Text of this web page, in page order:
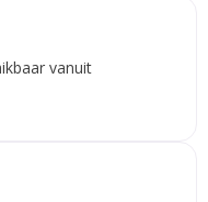
vanuit